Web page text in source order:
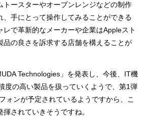
トースターやオーブンレンジなどの制作
、手にとって操作してみることができる
で革新的なメーカーや企業はAppleスト
品の良さを訴求する店舗を構えることが
Technologies」を発表し、今後、IT機
度の高い製品を扱っていくようで、第1弾
ォンが予定されているようですから、こ
されていきそうですね。